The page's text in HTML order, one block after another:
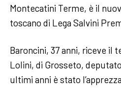
Montecatini Terme, è il
toscano di Lega Salvini
Baroncini, 37 anni, riceve il
Lolini, di Grosseto,
ultimi anni è stato